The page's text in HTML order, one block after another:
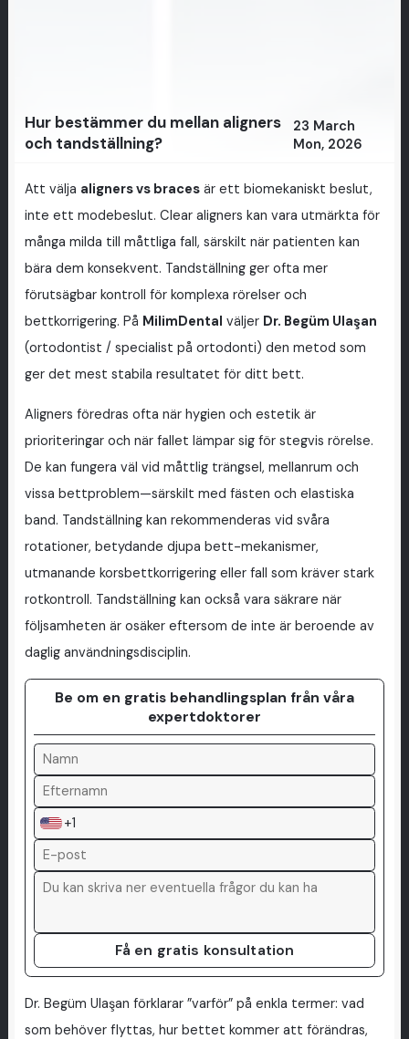
Hur bestämmer du mellan aligners
och tandställning?
23 March
Mon, 2026
Att välja aligners vs bracesär ett biomekaniskt beslut,
inte ett modebeslut. Clear aligners kan vara utmärkta för
många milda till måttliga fall, särskilt när patienten kan
bära dem konsekvent. Tandställning ger ofta mer
förutsägbar kontroll för komplexa rörelser och
bettkorrigering. På MilimDental väljer Dr. Begüm Ulaşan
(ortodontist / specialist på ortodonti) den metod som
ger det mest stabila resultatet för ditt bett.
Aligners föredras ofta när hygien och estetik är
prioriteringar och när fallet lämpar sig för stegvis rörelse.
De kan fungera väl vid måttlig trängsel, mellanrum och
vissa bettproblem—särskilt med fästen och elastiska
band. Tandställning kan rekommenderas vid svåra
rotationer, betydande djupa bett-mekanismer,
utmanande korsbettkorrigering eller fall som kräver stark
rotkontroll. Tandställning kan också vara säkrare när
följsamheten är osäker eftersom de inte är beroende av
daglig användningsdisciplin.
Be om en gratis behandlingsplan från våra
expertdoktorer
+1
Få en gratis konsultation
Dr. Begüm Ulaşan förklarar ”varför” på enkla termer: vad
som behöver flyttas, hur bettet kommer att förändras,